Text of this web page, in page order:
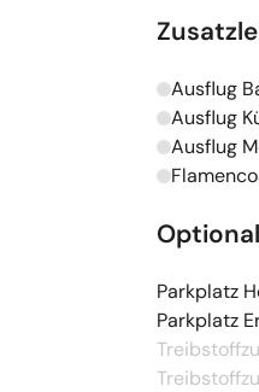
Ausflug
Ausflug
Ausflug
Parkplatz
Parkplatz